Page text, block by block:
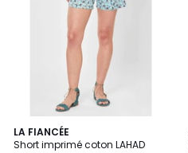
LA FIANCÉE
Short imprimé coton LAHAD